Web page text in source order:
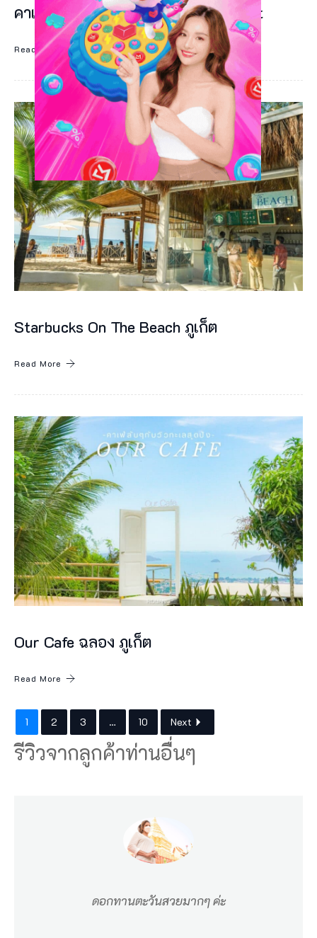
คาเฟ่ฟาร์มลับๆ Coffee In Farm Phuket
Read More
Starbucks On The Beach ภูเก็ต
Read More
Our Cafe ฉลอง ภูเก็ต
Read More
1 2 3 … 10 Next
รีวิวจากลูกค้าท่านอื่นๆ
ดอกทานตะวันสวยมากๆ ค่ะ